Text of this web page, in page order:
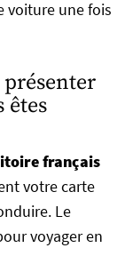
voiture une fois
présenter
êtes
français
votre carte
Le
voyager en